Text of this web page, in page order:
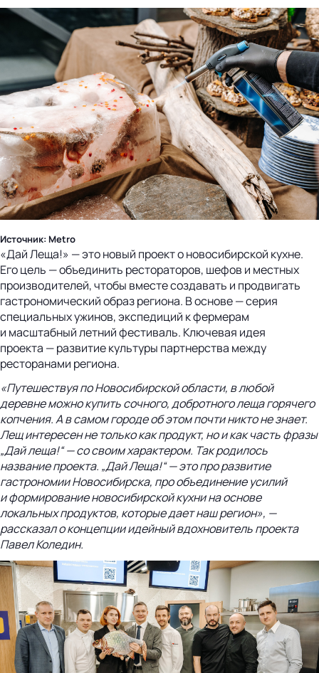
Источник: Metro
«Дай Леща!» — это новый проект о новосибирской кухне.
Его цель — объединить рестораторов, шефов и местных
производителей, чтобы вместе создавать и продвигать
гастрономический образ региона. В основе — серия
специальных ужинов, экспедиций к фермерам
и масштабный летний фестиваль. Ключевая идея
проекта — развитие культуры партнерства между
ресторанами региона.
«Путешествуя по Новосибирской области, в любой
деревне можно купить сочного, добротного леща горячего
копчения. А в самом городе об этом почти никто не знает.
Лещ интересен не только как продукт, но и как часть фразы
„Дай леща!“ — со своим характером. Так родилось
название проекта. „Дай Леща!“ — это про развитие
гастрономии Новосибирска, про объединение усилий
и формирование новосибирской кухни на основе
локальных продуктов, которые дает наш регион», —
рассказал о концепции идейный вдохновитель проекта
Павел Коледин.